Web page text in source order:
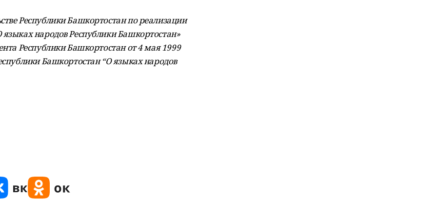
Республики Башкортостан по реализации
народов Республики Башкортостан»
Республики Башкортостан от 4 мая 1999
Башкортостан “О языках народов